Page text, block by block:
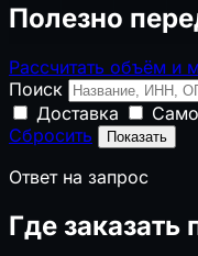
Полезно
Рассчитать объём и
Поиск
Доставка
Сбросить
Показать
Ответ на запрос
Где заказать